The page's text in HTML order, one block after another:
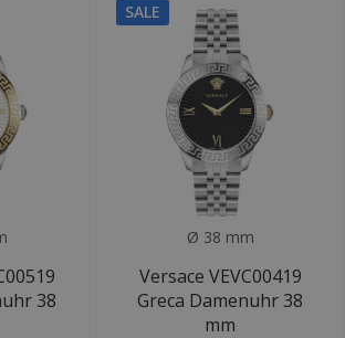
38
SALE
Ø 38 mm
Versace VEVC00419
Greca Damenuhr 38
mm